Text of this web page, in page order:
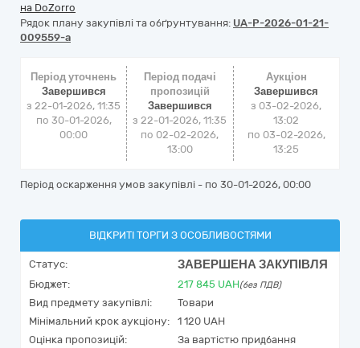
на DoZorro
Рядок плану закупівлі та обґрунтування: UA-P-2026-01-21-
009559-a
Період уточнень
Завершився
з 22-01-2026, 11:35
по 30-01-2026,
00:00
Період подачі
пропозицій
Завершився
з 22-01-2026, 11:35
по 02-02-2026,
13:00
Аукціон
Завершився
з 03-02-2026,
13:02
по 03-02-2026,
13:25
Період оскарження умов закупівлі - по 30-01-2026, 00:00
ВІДКРИТІ ТОРГИ З ОСОБЛИВОСТЯМИ
Статус: ЗАВЕРШЕНА ЗАКУПІВЛЯ
Бюджет: 217 845 UAH(без ПДВ)
Вид предмету закупівлі:
Товари
Мінімальний крок аукціону:
1 120 UAH
Оцінка пропозицій:
За вартістю придбання